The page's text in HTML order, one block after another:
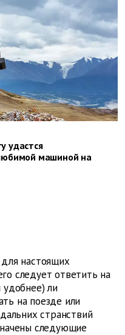
удастся
машиной на
настоящих
следует ответить на
удобнее) ли
на поезде или
странствий
следующие